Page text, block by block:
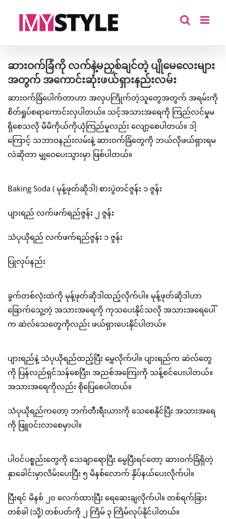
ဆားဝက်ခြံကို လက်နဲ့မညှစ်ချင်တဲ့ ပျိုမေလေးများ
အတွက် အကောင်းဆုံးဖယ်ရှားနည်းလမ်း
ဆားဝက်ခြံပေါက်တာဟာ အလှပကြိုက်တဲ့သူတွေအတွက် အရမ်းကို
စိတ်ရှုပ်စရာကောင်းလှပါတယ်။ သင့်အသားအရေကို ကြည်လင်မှုမ
ရှိစေသလို မိမိကိုယ်ကိုယုံကြည်မှုလည်း လျော့စေပါတယ်။ ဒါ့
ကြောင့် သဘာဝနည်းလမ်းနဲ့ ဆားဝက်ခြံတွေကို ဘယ်လိုဖယ်ရှားရမ
လဲဆိုတာ မျှဝေပေးသွားမှာ ဖြစ်ပါတယ်။
Baking Soda ( မုန့်ဖုတ်ဆိုဒါ) စားပွဲတင်ဇွန်း ၁ ဇွန်း
ပျားရည် လက်ဖက်ရည်ဇွန်း ၂ ဇွန်း
သံပုယိုရည် လက်ဖက်ရည်ဇွန်း ၁ ဇွန်း
ပြုလုပ်နည်း
ခွက်တစ်လုံးထဲကို မုန့်ဖုတ်ဆိုဒါထည့်လိုက်ပါ။ မုန့်ဖုတ်ဆိုဒါဟာ
ခြောက်သွေ့တဲ့ အသားအရေကို ကုသပေးနိုင်သလို အသားအရေပေါ်
က ဆဲလ်သေတွေကိုလည်း ဖယ်ရှားပေးနိုင်ပါတယ်။
ပျားရည်နဲ့ သံပုယိုရည်ထည့်ပြီး မွှေလိုက်ပါ။ ပျားရည်က ဆဲလ်တွေ
ကို ပြန်လည်ရှင်သန်စေပြီး၊ အညစ်အကြေးကို သန့်စင်ပေးပါတယ်။
အသားအရေကိုလည်း စိုပြေစေပါတယ်။
သံပုယိုရည်ကတော့ ဘက်တီးရီးယားကို သေစေနိုင်ပြီး အသားအရေ
ကို ဖြူဝင်းလာစေမှာပါ။
ပါဝင်ပစ္စည်းတွေကို သေချာရောပြီး မွေပြီးရင်တော့ ဆားဝက်ခြံရှိတဲ့
နှာခေါင်းမှာလိမ်းပေးပြီး ၅ မိနစ်လောက် နှိပ်နယ်ပေးလိုက်ပါ။
ပြီးရင် မိနစ် ၂၀ လေက်ထားပြီး ရေဆေးချလိုက်ပါ။ တစ်ရက်ခြား
တစ်ခါ (သို့) တစ်ပတ်ကို ၂ ကြိမ် ၃ ကြိမ်လုပ်နိုင်ပါတယ်။